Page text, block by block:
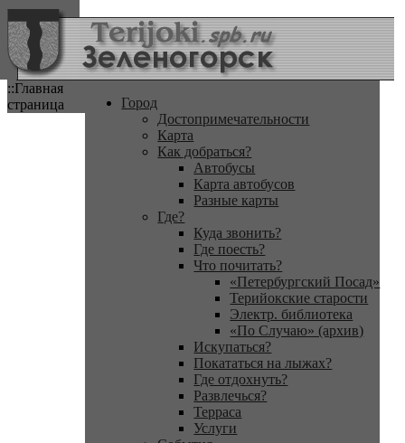
::Главная
страница
Город
Достопримечательности
Карта
Как добраться?
Автобусы
Карта автобусов
Разные карты
Где?
Куда звонить?
Где поесть?
Что почитать?
«Петербургский Посад»
Терийокские старости
Электр. библиотека
«По Случаю» (архив)
Искупаться?
Покататься на лыжах?
Где отдохнуть?
Развлечься?
Терраса
Услуги